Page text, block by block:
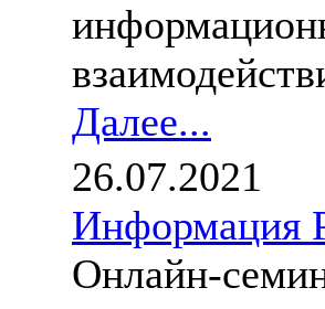
Далее...
26.07.2021
Информация
Онлайн-